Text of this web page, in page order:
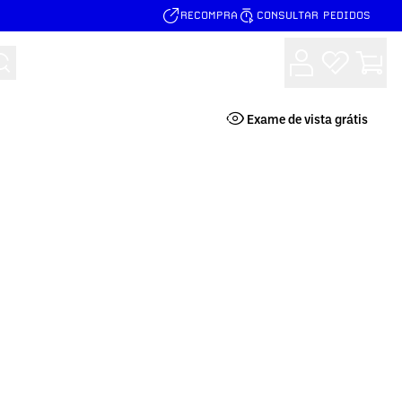
RECOMPRA CONSULTAR PEDIDOS
Exame de vista grátis